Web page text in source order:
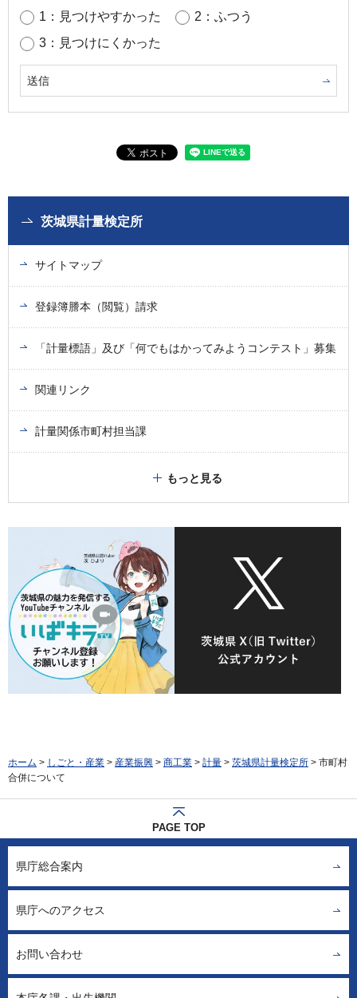
1：見つけやすかった
2：ふつう
3：見つけにくかった
茨城県計量検定所
サイトマップ
登録簿謄本（閲覧）請求
「計量標語」及び「何でもはかってみようコンテスト」募集
関連リンク
計量関係市町村担当課
もっと見る
ホーム > しごと・産業 > 産業振興 > 商工業 > 計量 > 茨城県計量検定所 > 市町村
合併について
PAGE TOP
県庁総合案内
県庁へのアクセス
お問い合わせ